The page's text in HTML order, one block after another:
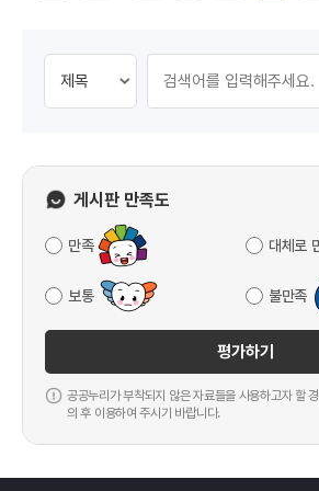
게시판 만족도
만족 대체로
보통 불만족
평가하기
공공누리가 부착되지 않은 자료들을 사용하고자 할
의 후 이용하여 주시기 바랍니다.